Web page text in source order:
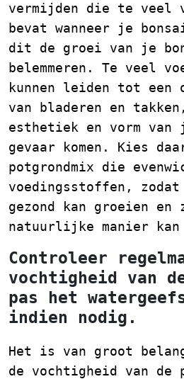
vermijden die te veel
bevat wanneer je
dit de groei van je
belemmeren. Te veel
kunnen leiden tot een
van bladeren en
esthetiek en vorm
gevaar komen. Kies
potgrondmix die
voedingsstoffen,
gezond kan groeien en
natuurlijke manier kan
Controleer
vochtigheid van
pas het
indien nodig.
Het is van groot
de vochtigheid van de